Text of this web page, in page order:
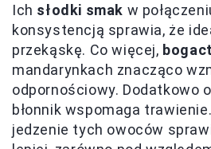
Ich słodki smak w
konsystencją sprawia, że
przekąskę. Co więcej,
mandarynkach znacząco
odpornościowy. Dodatkowo
błonnik wspomaga
jedzenie tych owoców